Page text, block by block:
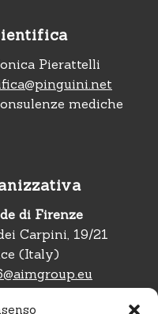
Pierattelli
mediche
di Firenze
Carpini, 19/21
(Italy)
566011